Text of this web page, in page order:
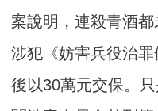
案說明，連殺青酒
涉犯《妨害兵役治
後以30萬元交保。